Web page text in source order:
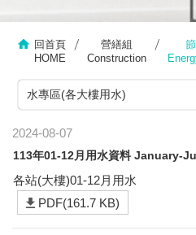
回首頁
HOME
營繕組
Construction
水專區(各大樓用水)
2024-08-07
113年01-12月用水資料 January-
各站(大樓)01-12月用水
PDF(161.7 KB)